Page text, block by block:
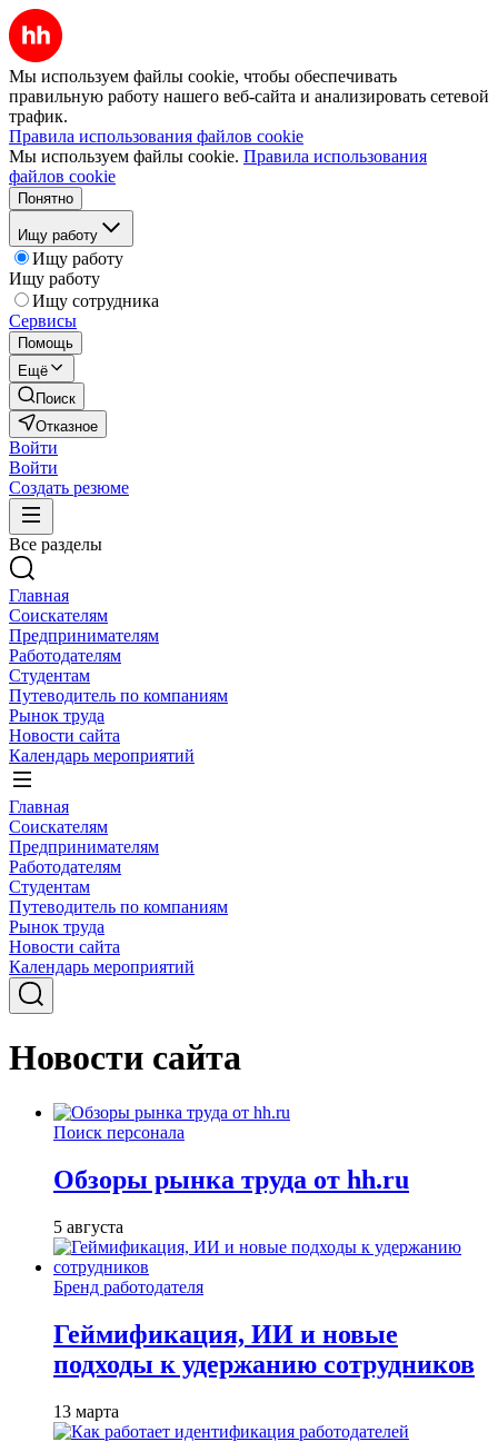
Мы используем файлы cookie, чтобы обеспечивать
правильную работу нашего веб-сайта и анализировать сетевой
трафик.
Правила использования файлов cookie
Мы используем файлы cookie. Правила использования
файлов cookie
Понятно
Ищу работу
Ищу работу
Ищу работу
Ищу сотрудника
Сервисы
Помощь
Ещё
Поиск
Отказное
Войти
Войти
Создать резюме
Все разделы
Главная
Соискателям
Предпринимателям
Работодателям
Студентам
Путеводитель по компаниям
Рынок труда
Новости сайта
Календарь мероприятий
Главная
Соискателям
Предпринимателям
Работодателям
Студентам
Путеводитель по компаниям
Рынок труда
Новости сайта
Календарь мероприятий
Новости сайта
Поиск персонала
Обзоры рынка труда от hh.ru
5 августа
Бренд работодателя
Геймификация, ИИ и новые
подходы к удержанию сотрудников
13 марта